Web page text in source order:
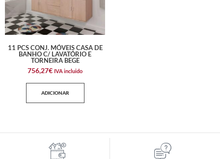
11 PCS CONJ. MÓVEIS CASA DE
BANHO C/ LAVATÓRIO E
TORNEIRA BEGE
756,27€ IVA incluido
ADICIONAR